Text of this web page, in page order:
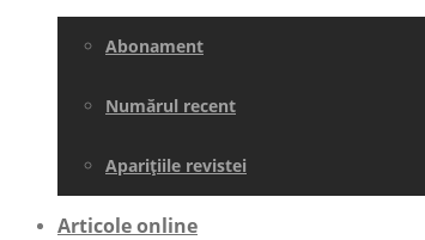
Abonament
Numărul recent
Aparițiile revistei
Articole online